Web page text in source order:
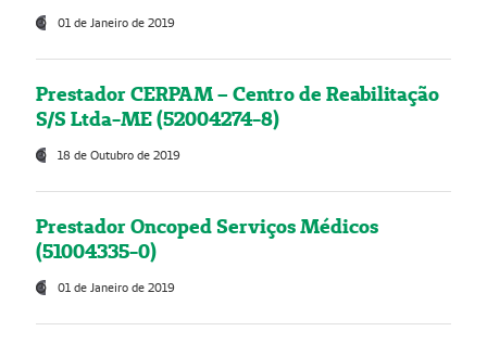
01 de Janeiro de 2019
Prestador CERPAM – Centro de Reabilitação
S/S Ltda-ME (52004274-8)
18 de Outubro de 2019
Prestador Oncoped Serviços Médicos
(51004335-0)
01 de Janeiro de 2019